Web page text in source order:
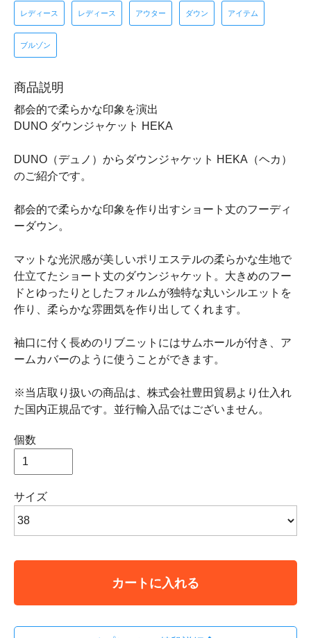
レディース レディース アウター ダウン アイテム
ブルゾン
商品説明
都会的で柔らかな印象を演出
DUNO ダウンジャケット HEKA
DUNO（デュノ）からダウンジャケット HEKA（ヘカ）
のご紹介です。
都会的で柔らかな印象を作り出すショート丈のフーディ
ーダウン。
マットな光沢感が美しいポリエステルの柔らかな生地で
仕立てたショート丈のダウンジャケット。大きめのフー
ドとゆったりとしたフォルムが独特な丸いシルエットを
作り、柔らかな雰囲気を作り出してくれます。
袖口に付く長めのリブニットにはサムホールが付き、ア
ームカバーのように使うことができます。
※当店取り扱いの商品は、株式会社豊田貿易より仕入れ
た国内正規品です。並行輸入品ではございません。
個数
サイズ
カートに入れる